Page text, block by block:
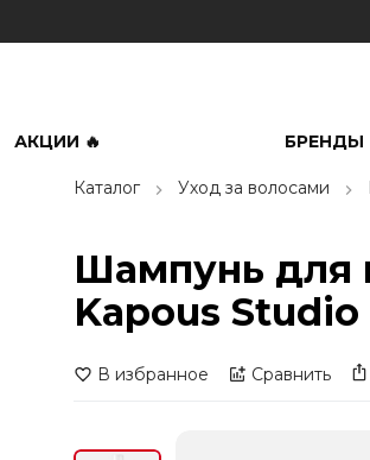
АКЦИИ 🔥 БРЕНДЫ
Каталог Уход за волосами
Шампунь для
Kapous
В избранное Сравнить